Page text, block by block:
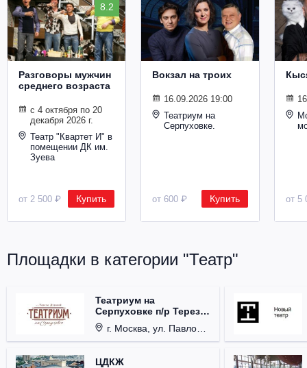
8.2
Разговоры мужчин
среднего возраста
с 4 октября по 20
декабря 2026 г.
Театр "Квартет И" в
помещении ДК им.
Зуева
от 2 500 ₽ Купить
Вокзал на троих
16.09.2026 19:00
Театриум на
Серпуховке.
от 600 ₽ Купить от 5
Площадки в категории "Театр"
Театриум на
Серпуховке п/р Терезы
Дуровой
г. Москва, ул. Павловская, д. 6.
ЦДКЖ